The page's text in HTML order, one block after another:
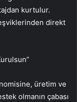
kurtulur.
direkt
üretim ve
olmanın çabası